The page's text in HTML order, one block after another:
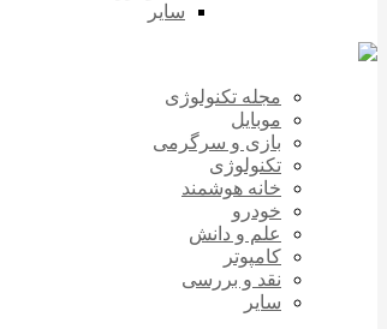
سایر
مجله تکنولوژی
موبایل
بازی و سرگرمی
تکنولوژی
خانه هوشمند
خودرو
علم و دانش
کامپوتر
نقد و بررسی
سایر